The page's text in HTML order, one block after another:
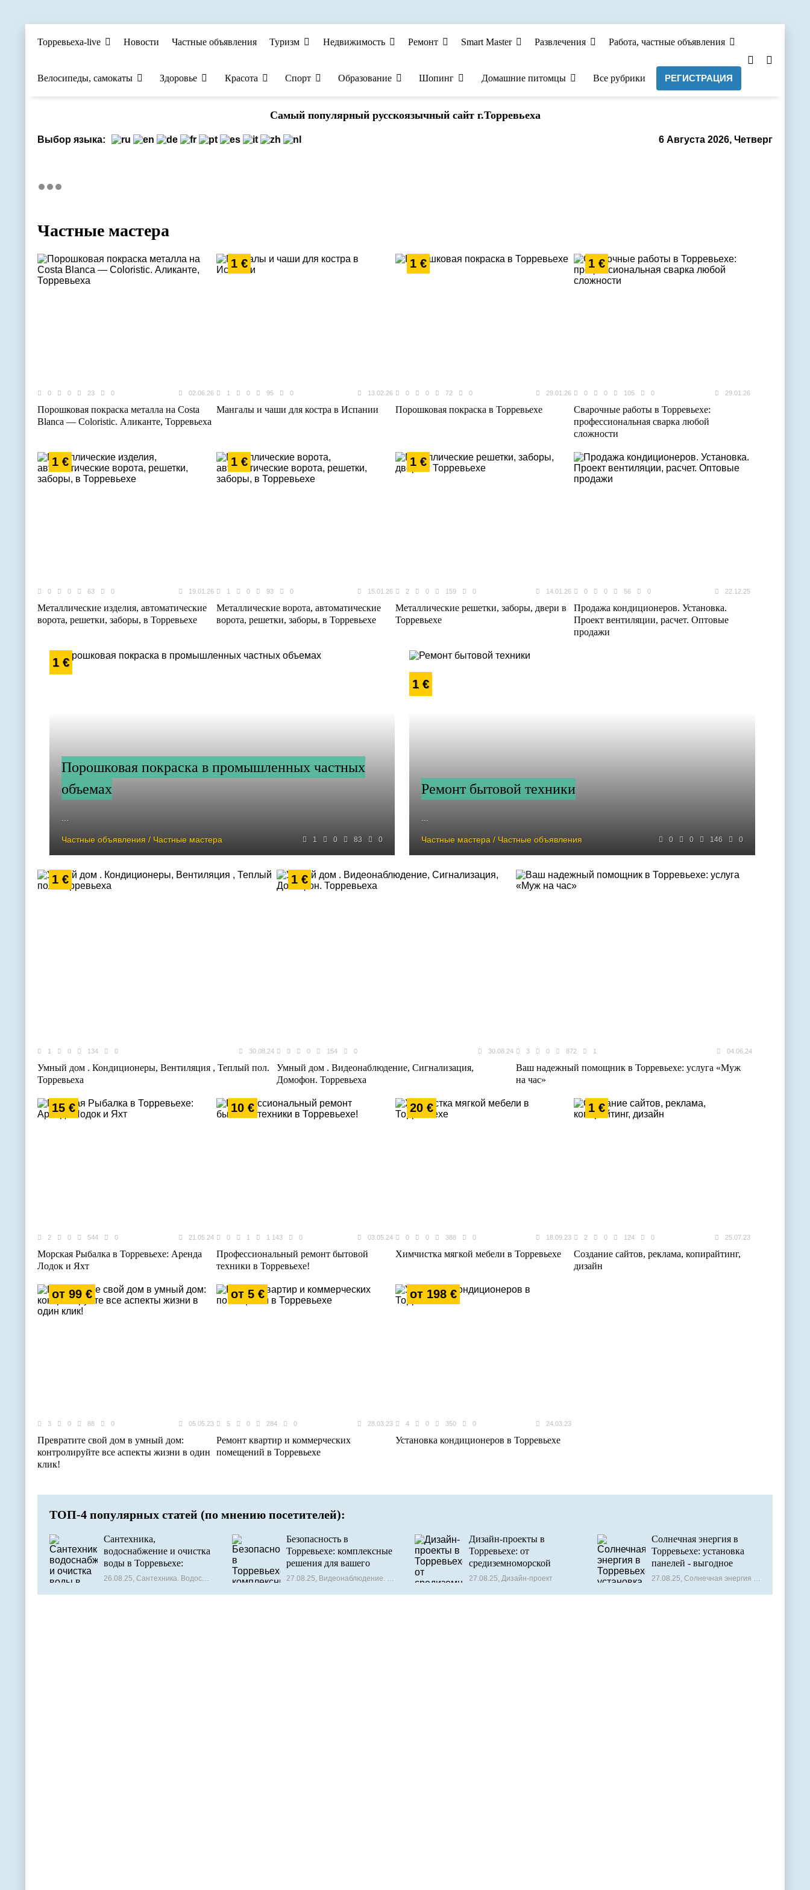
Торревьеха-live Новости Частные объявления Туризм Недвижимость Ремонт Smart Master Развлечения Работа, частные объявления
Велосипеды, самокаты Здоровье Красота Спорт Образование Шопинг Домашние питомцы Все рубрики РЕГИСТРАЦИЯ
Cамый популярный русскоязычный сайт г.Торревьеха
6 Августа 2026, Четверг
Выбор языка:
Частные мастера
0 0 23 0 02.06.26
Порошковая покраска металла на Costa
Blanca — Coloristic. Аликанте, Торревьеха
1 0 95 0 13.02.26
Мангалы и чаши для костра в Испании
1 €
0 0 72 0 29.01.26
Порошковая покраска в Торревьехе
1 €
0 0 105 0 29.01.26
Сварочные работы в Торревьехе:
профессиональная сварка любой
сложности
1 €
0 0 63 0 19.01.26
Металлические изделия, автоматические
ворота, решетки, заборы, в Торревьехе
1 €
1 0 93 0 15.01.26
Металлические ворота, автоматические
ворота, решетки, заборы, в Торревьехе
1 €
2 0 159 0 14.01.26
Металлические решетки, заборы, двери в
Торревьехе
1 €
0 0 56 0 22.12.25
Продажа кондиционеров. Установка.
Проект вентиляции, расчет. Оптовые
продажи
Порошковая покраска в промышленных частных
объемах
1 €
Частные объявления / Частные мастера 1 0 83 0
Ремонт бытовой техники
1 €
Частные мастера / Частные объявления 0 0 146 0
1 0 134 0 30.08.24
Умный дом . Кондиционеры, Вентиляция , Теплый пол.
Торревьеха
1 €
0 0 154 0 30.08.24
Умный дом . Видеонаблюдение, Сигнализация,
Домофон. Торревьеха
1 €
3 0 872 1 04.06.24
Ваш надежный помощник в Торревьехе: услуга «Муж
на час»
2 0 544 0 21.05.24
Морская Рыбалка в Торревьехе: Аренда
Лодок и Яхт
15 €
0 1 1 143 0 03.05.24
Профессиональный ремонт бытовой
техники в Торревьехе!
10 €
0 0 388 0 18.09.23
Химчистка мягкой мебели в Торревьехе
20 €
2 0 124 0 25.07.23
Создание сайтов, реклама, копирайтинг,
дизайн
1 €
3 0 88 0 05.05.23
Превратите свой дом в умный дом:
контролируйте все аспекты жизни в один
клик!
от 99 €
5 0 284 0 28.03.23
Ремонт квартир и коммерческих
помещений в Торревьехе
от 5 €
4 0 350 0 24.03.23
Установка кондиционеров в Торревьехе
от 198 €
ТОП-4 популярных статей (по мнению посетителей):
Сантехника,
водоснабжение и очистка
воды в Торревьехе:
комплексные услуги для
Безопасность в
Торревьехе: комплексные
решения для вашего
спокойствия –
Дизайн-проекты в
Торревьехе: от
средиземноморской
мечты до
27.08.25, Дизайн-проект
Солнечная энергия в
Торревьехе: установка
панелей - выгодное
вложение и экономия